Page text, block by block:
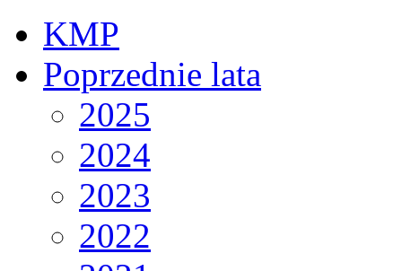
KMP
Poprzednie lata
2025
2024
2023
2022